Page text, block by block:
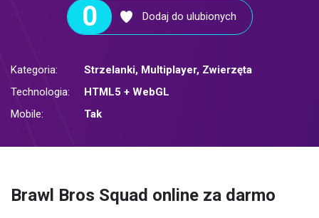
0 Dodaj do ulubionych
Kategoria: Strzelanki, Multiplayer, Zwierzęta
Technologia:
HTML5 + WebGL
Mobile:
Tak
Brawl Bros Squad online za darmo